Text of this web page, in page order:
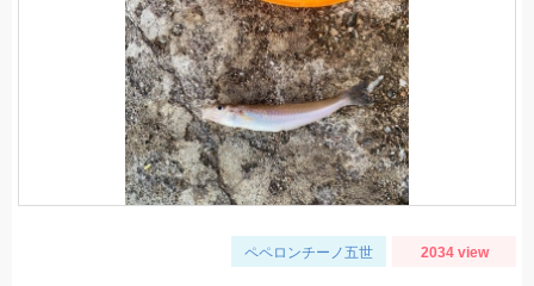
ペペロンチーノ五世 2034 view